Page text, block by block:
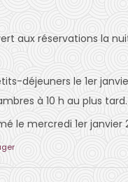
aux réservations la
déjeuners le 1er
à 10 h au plus tard.
le mercredi 1er janvier